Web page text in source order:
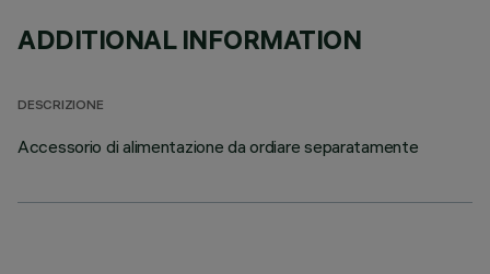
ADDITIONAL INFORMATION
DESCRIZIONE
Accessorio di alimentazione da ordiare separatamente